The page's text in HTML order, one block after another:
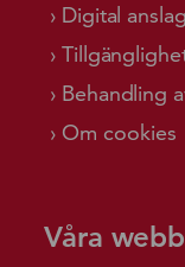
Digital
Behandling
Om cookies
Våra